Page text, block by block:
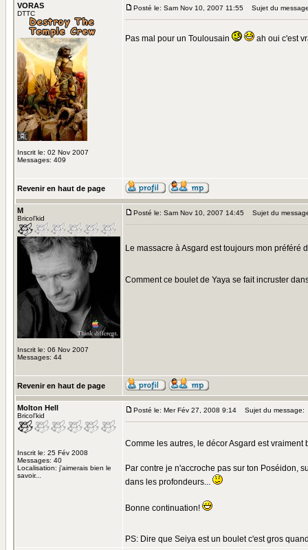
VORAS
DTTC
Inscrit le: 02 Nov 2007
Messages: 409
Posté le: Sam Nov 10, 2007 11:55 Sujet du
Pas mal pour un Toulousain ah oui c'est
Revenir en haut de page
M
Bricol'kid
Inscrit le: 06 Nov 2007
Messages: 44
Posté le: Sam Nov 10, 2007 14:45 Sujet du
Le massacre à Asgard est toujours mon
Comment ce boulet de Yaya se fait incruster
Revenir en haut de page
Molton Hell
Bricol'kid
Inscrit le: 25 Fév 2008
Messages: 40
Localisation: j'aimerais bien le
savoir...
Posté le: Mer Fév 27, 2008 9:14 Sujet du message:
Comme les autres, le décor Asgard est
Par contre je n'accroche pas sur ton Poséidon,
dans les profondeurs...
Bonne continuation!
PS: Dire que Seiya est un boulet c'est gros